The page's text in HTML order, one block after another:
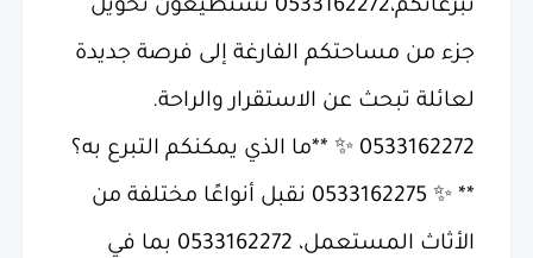
تبرعاتكم،0533162272 تستطيعون تحويل
جزء من مساحتكم الفارغة إلى فرصة جديدة
لعائلة تبحث عن الاستقرار والراحة.
0533162272 ✨ **ما الذي يمكنكم التبرع به؟
** ✨ 0533162275 نقبل أنواعًا مختلفة من
الأثاث المستعمل، 0533162272 بما في